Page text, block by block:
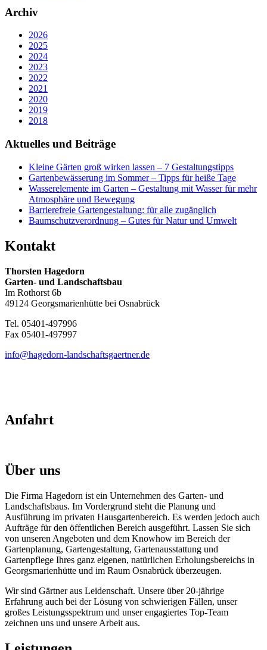
Archiv
2026
2025
2024
2023
2022
2021
2020
2019
2018
Aktuelles und Beiträge
Kleine Gärten groß wirken lassen – 7 Gestaltungstipps
Gartenbewässerung im Sommer – Tipps für heiße Tage
Wasserelemente im Garten – Gestaltung mit Wasser für mehr
Atmosphäre und Bewegung
Barrierefreie Gartengestaltung: für alle zugänglich
Baumschutzverordnung – Gutes für Natur und Umwelt
Kontakt
Thorsten Hagedorn
Garten- und Landschaftsbau
Im Rothorst 6b
49124 Georgsmarienhütte bei Osnabrück
Tel. 05401-497996
Fax 05401-497997
info@hagedorn-landschaftsgaertner.de
Anfahrt
Über uns
Die Firma Hagedorn ist ein Unternehmen des Garten- und
Landschaftsbaus. Im Vordergrund steht die Planung und
Ausführung im privaten Hausgartenbereich. Es werden jedoch auch
Aufträge für den öffentlichen Bereich ausgeführt. Lassen Sie sich
von unseren Angeboten und dem Knowhow im Bereich der
Gartenplanung, Gartengestaltung, Gartenausstattung und
Gartenpflege Ihres ganz eigenen, natürlichen Erholungsbereichs in
Georgsmarienhütte und im Raum Osnabrück überzeugen.
Wir sind Gärtner aus Leidenschaft. Unsere über 20-jährige
Erfahrung auch bei der Lösung von schwierigen Fällen, unser
großes Leistungsspektrum und unser engagiertes Top-Team
zeichnen uns und unsere Arbeit aus.